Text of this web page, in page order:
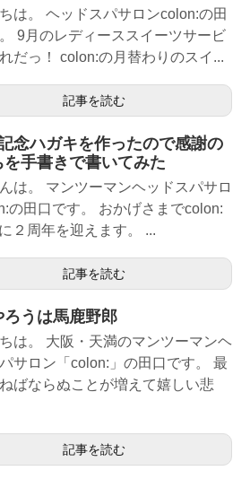
は。 ヘッドスパサロンcolon:の田
9月のレディーススイーツサービ
だっ！ colon:の月替わりのスイ...
記事を読む
念ハガキを作ったので感謝の
を手書きで書いてみた
は。 マンツーマンヘッドスパサロ
の田口です。 おかげさまでcolon:
２周年を迎えます。 ...
記事を読む
ろうは馬鹿野郎
は。 大阪・天満のマンツーマンヘ
サロン「colon:」の田口です。 最
ばならぬことが増えて嬉しい悲
記事を読む